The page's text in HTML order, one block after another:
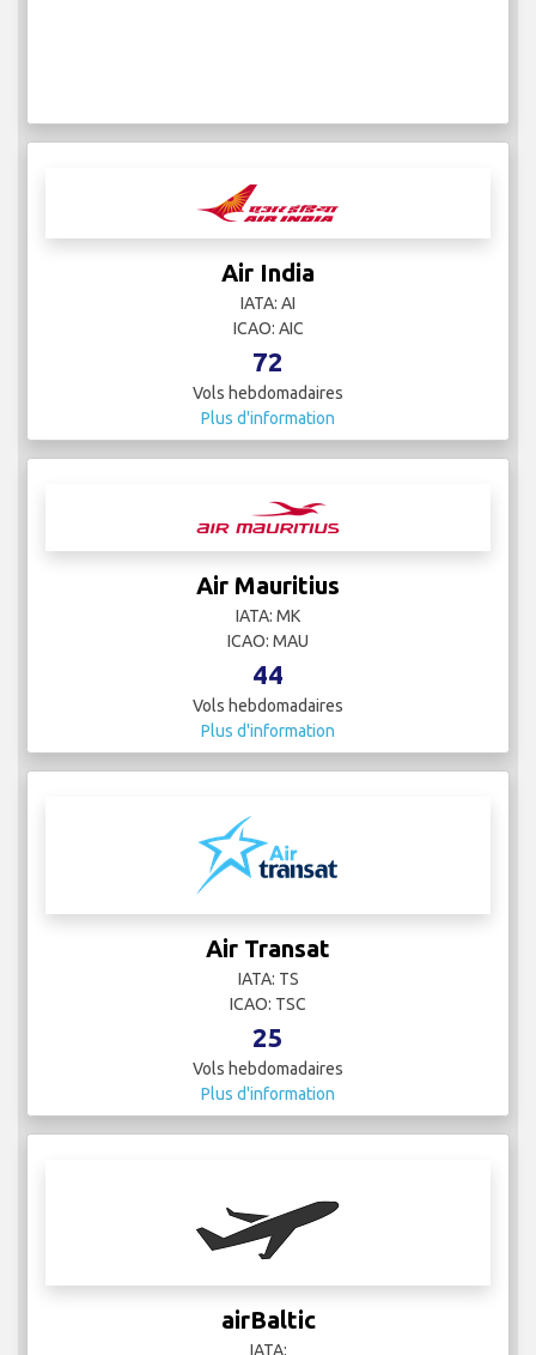
Air India
IATA: AI
ICAO: AIC
72
Vols hebdomadaires
Plus d'information
Air Mauritius
IATA: MK
ICAO: MAU
44
Vols hebdomadaires
Plus d'information
Air Transat
IATA: TS
ICAO: TSC
25
Vols hebdomadaires
Plus d'information
airBaltic
IATA: